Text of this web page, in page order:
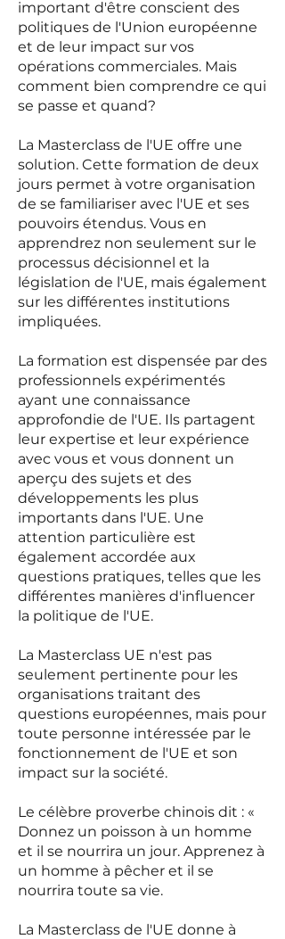
important d'être conscient des
politiques de l'Union européenne
et de leur impact sur vos
opérations commerciales. Mais
comment bien comprendre ce qui
se passe et quand?
La Masterclass de l'UE offre une
solution. Cette formation de deux
jours permet à votre organisation
de se familiariser avec l'UE et ses
pouvoirs étendus. Vous en
apprendrez non seulement sur le
processus décisionnel et la
législation de l'UE, mais également
sur les différentes institutions
impliquées.
La formation est dispensée par des
professionnels expérimentés
ayant une connaissance
approfondie de l'UE. Ils partagent
leur expertise et leur expérience
avec vous et vous donnent un
aperçu des sujets et des
développements les plus
importants dans l'UE. Une
attention particulière est
également accordée aux
questions pratiques, telles que les
différentes manières d'influencer
la politique de l'UE.
La Masterclass UE n'est pas
seulement pertinente pour les
organisations traitant des
questions européennes, mais pour
toute personne intéressée par le
fonctionnement de l'UE et son
impact sur la société.
Le célèbre proverbe chinois dit : «
Donnez un poisson à un homme
et il se nourrira un jour. Apprenez à
un homme à pêcher et il se
nourrira toute sa vie.
La Masterclass de l'UE donne à